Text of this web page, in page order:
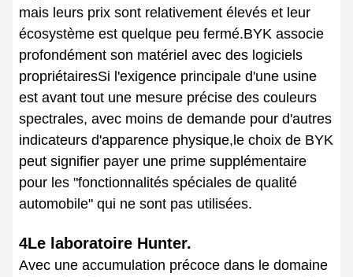
mais leurs prix sont relativement élevés et leur
écosystème est quelque peu fermé.BYK associe
profondément son matériel avec des logiciels
propriétairesSi l'exigence principale d'une usine
est avant tout une mesure précise des couleurs
spectrales, avec moins de demande pour d'autres
indicateurs d'apparence physique,le choix de BYK
peut signifier payer une prime supplémentaire
pour les "fonctionnalités spéciales de qualité
automobile" qui ne sont pas utilisées.
4Le laboratoire Hunter.
Avec une accumulation précoce dans le domaine